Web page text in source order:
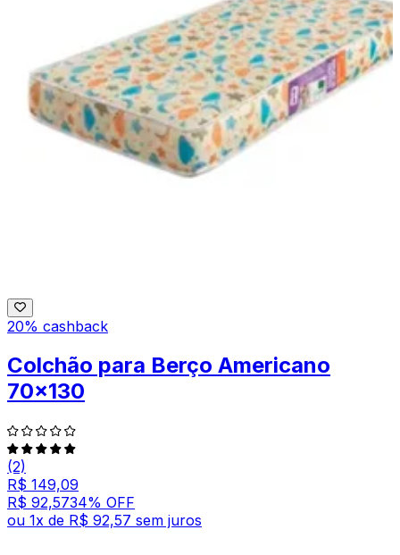
20% cashback
Colchão para Berço Americano
70x130
(2)
R$ 149,09
R$ 92,5734% OFF
ou 1x de R$ 92,57 sem juros